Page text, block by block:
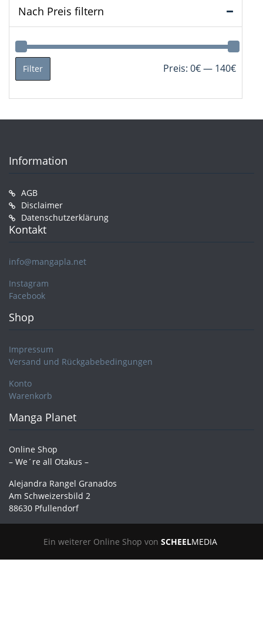
Nach Preis filtern
Min.
Max.
Filter Preis: 0€— 140€
Information
AGB
Disclaimer
Datenschutzerklärung
Kontakt
info@mangapla.net
Instagram
Facebook
Shop
Impressum
Versand und Rückgabebedingungen
Konto
Warenkorb
Manga Planet
Online Shop
– We´re all Otakus –
Alejandra Rangel Granados
Am Schweizersbild 2
88630 Pfullendorf
Ein weiterer Online Shop von SCHEELMEDIA